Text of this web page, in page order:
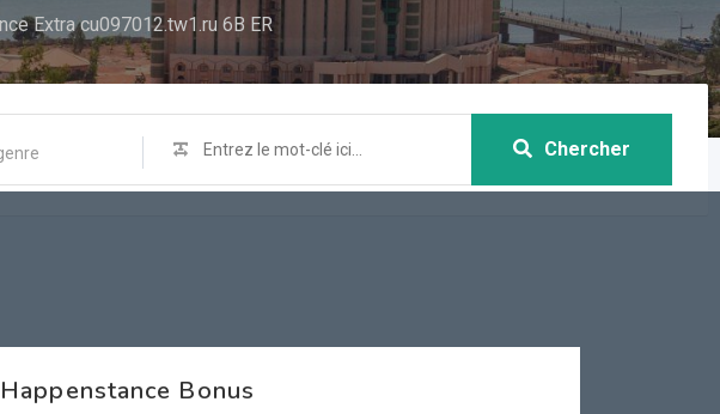
Extra cu097012.tw1.ru 6B ER
Chercher
Bonus